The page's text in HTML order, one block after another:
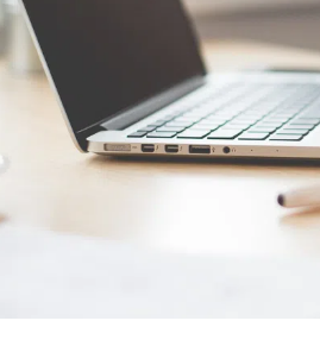
ПОРАНЕНЬ, ОТРИМАНИХ НА
ЮРІЙ ВОЙТИК